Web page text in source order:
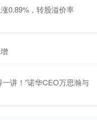
0.89%，转股溢价率
讲！”诺华CEO万思瀚与